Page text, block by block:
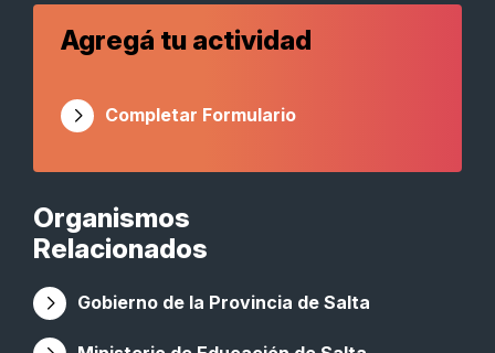
Organismos
Relacionados
Gobierno de la Provincia de Salta
Agregá tu actividad
Completar Formulario